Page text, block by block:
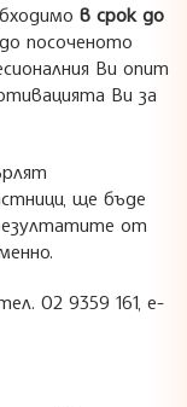
в срок до
посоченото
Ви опит
Ви за
ще бъде
от
02 9359 161, е-